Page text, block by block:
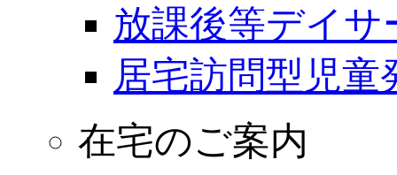
放課後等デイサ
居宅訪問型児童
在宅のご案内